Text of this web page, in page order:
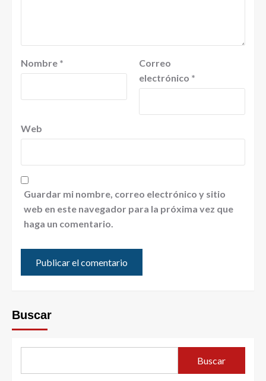
Nombre *
Correo
electrónico *
Web
Guardar mi nombre, correo electrónico y sitio
web en este navegador para la próxima vez que
haga un comentario.
Buscar
Buscar